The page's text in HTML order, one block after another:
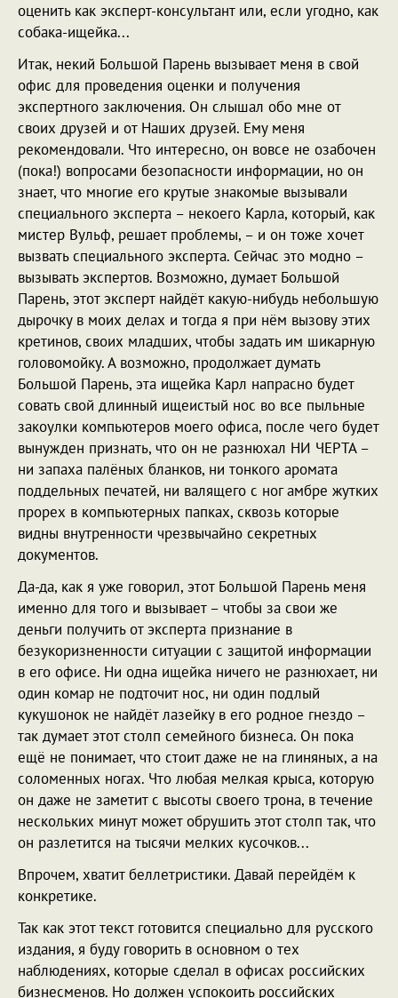
оценить как эксперт-консультант или, если угодно, как
собака-ищейка...
Итак, некий Большой Парень вызывает меня в свой
офис для проведения оценки и получения
экспертного заключения. Он слышал обо мне от
своих друзей и от Наших друзей. Ему меня
рекомендовали. Что интересно, он вовсе не озабочен
(пока!) вопросами безопасности информации, но он
знает, что многие его крутые знакомые вызывали
специального эксперта – некоего Карла, который, как
мистер Вульф, решает проблемы, – и он тоже хочет
вызвать специального эксперта. Сейчас это модно –
вызывать экспертов. Возможно, думает Большой
Парень, этот эксперт найдёт какую-нибудь небольшую
дырочку в моих делах и тогда я при нём вызову этих
кретинов, своих младших, чтобы задать им шикарную
головомойку. А возможно, продолжает думать
Большой Парень, эта ищейка Карл напрасно будет
совать свой длинный ищеистый нос во все пыльные
закоулки компьютеров моего офиса, после чего будет
вынужден признать, что он не разнюхал НИ ЧЕРТА –
ни запаха палёных бланков, ни тонкого аромата
поддельных печатей, ни валящего с ног амбре жутких
прорех в компьютерных папках, сквозь которые
видны внутренности чрезвычайно секретных
документов.
Да-да, как я уже говорил, этот Большой Парень меня
именно для того и вызывает – чтобы за свои же
деньги получить от эксперта признание в
безукоризненности ситуации с защитой информации
в его офисе. Ни одна ищейка ничего не разнюхает, ни
один комар не подточит нос, ни один подлый
кукушонок не найдёт лазейку в его родное гнездо –
так думает этот столп семейного бизнеса. Он пока
ещё не понимает, что стоит даже не на глиняных, а на
соломенных ногах. Что любая мелкая крыса, которую
он даже не заметит с высоты своего трона, в течение
нескольких минут может обрушить этот столп так, что
он разлетится на тысячи мелких кусочков...
Впрочем, хватит беллетристики. Давай перейдём к
конкретике.
Так как этот текст готовится специально для русского
издания, я буду говорить в основном о тех
наблюдениях, которые сделал в офисах российских
бизнесменов. Но должен успокоить российских